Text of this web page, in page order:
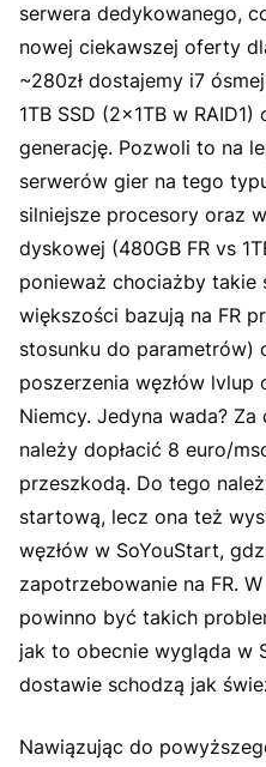
serwera dedykowanego,
nowej ciekawszej oferty
~280zł dostajemy i7
1TB SSD (2x1TB w
generację. Pozwoli to na
serwerów gier na tego
silniejsze procesory oraz
dyskowej (480GB FR vs
ponieważ chociażby takie
większości bazują na FR
stosunku do parametrów)
poszerzenia węzłów
Niemcy. Jedyna wada?
należy dopłacić 8 euro/
przeszkodą. Do tego
startową, lecz ona też
węzłów w SoYouStart,
zapotrzebowanie na FR.
powinno być takich
jak to obecnie wygląda w
dostawie schodzą jak
Nawiązując do